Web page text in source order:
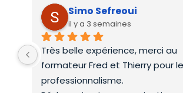
Simo Sefreoui
il y a 3 semaines
Très belle expérience, merci au
formateur Fred et Thierry pour
professionnalisme.